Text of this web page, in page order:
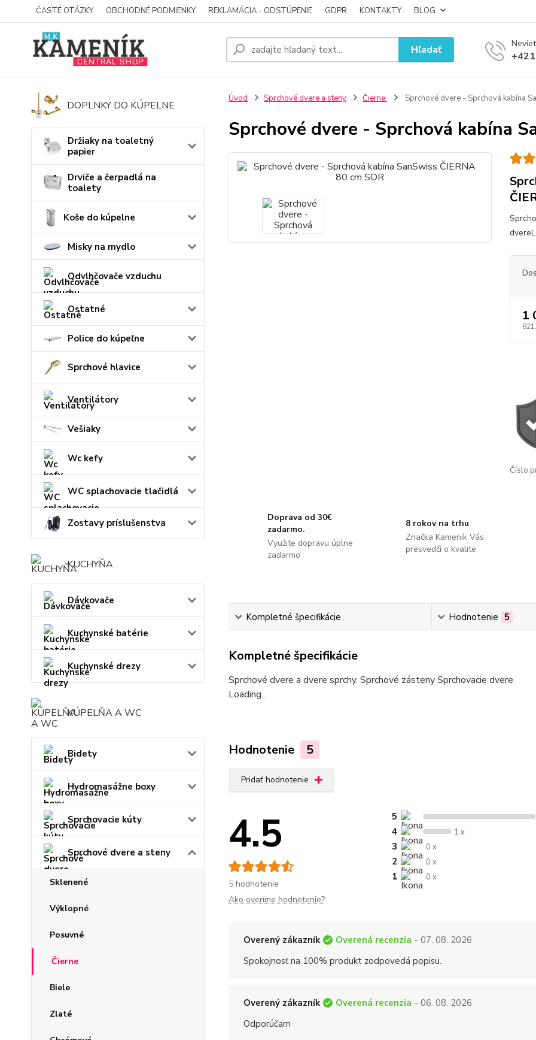
ČASTÉ OTÁZKY OBCHODNÉ PODMIENKY REKLAMÁCIA - ODSTÚPENIE GDPR KONTAKTY BLOG
Hľadať
DOPLNKY DO KÚPELNE
Držiaky na toaletný
papier
Drviče a čerpadlá na
toalety
Koše do kúpelne
Misky na mydlo
Odvlhčovače vzduchu
Ostatné
Police do kúpeľne
Sprchové hlavice
Ventilátory
Vešiaky
Wc kefy
WC splachovacie tlačidlá
Zostavy príslušenstva
KUCHYŇA
Dávkovače
Kuchynské batérie
Kuchynské drezy
KÚPELŇA A WC
Bidety
Hydromasážne boxy
Sprchovacie kúty
Sprchové dvere a steny
Sklenené
Výklopné
Posuvné
Čierne
Biele
Zlaté
Úvod Sprchové dvere a steny Čierne Sprchové dvere - Sprchová kabína
Sprchové dvere - Sprchová kabína
1
Číslo
Doprava od 30€
zadarmo.
Využite dopravu úplne
zadarmo
8 rokov na trhu
Značka Kameník Vás
presvedčí o kvalite
Kompletné špecifikácie Hodnotenie 5
Kompletné špecifikácie
Sprchové dvere a dvere sprchy. Sprchové zásteny Sprchovacie dvere
Loading...
Hodnotenie 5
Pridať hodnotenie
4.5
5 hodnotenie
5
4
1 x
3 0 x
2 0 x
1 0 x
Ako overíme hodnotenie?
Overený zákazník Overená recenzia - 07. 08. 2026
Spokojnosť na 100% produkt zodpovedá popisu.
Overený zákazník Overená recenzia - 06. 08. 2026
Odporúčam